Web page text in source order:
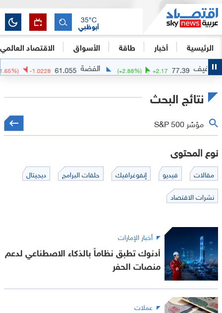
الرئيسية أخبار طاقة الأسواق الاقتصاد العالمي
أبوظبي
35°C
+2.17
( 2.88%) الفضة 61.055
-1.0228
(-1.65%) الذهب
نتائج البحث
نوع المحتوى
مقالات فيديو إنفوغرافيك حلقات البرامج
ديجيتال
نشرات الاقتصاد
أخبار الإمارات
أدنوك تطبق نظاماً بالذكاء الاصطناعي لدعم
منصات الحفر
عملات
نتائج البحث | اقتصاد سكاي نيوز عربية